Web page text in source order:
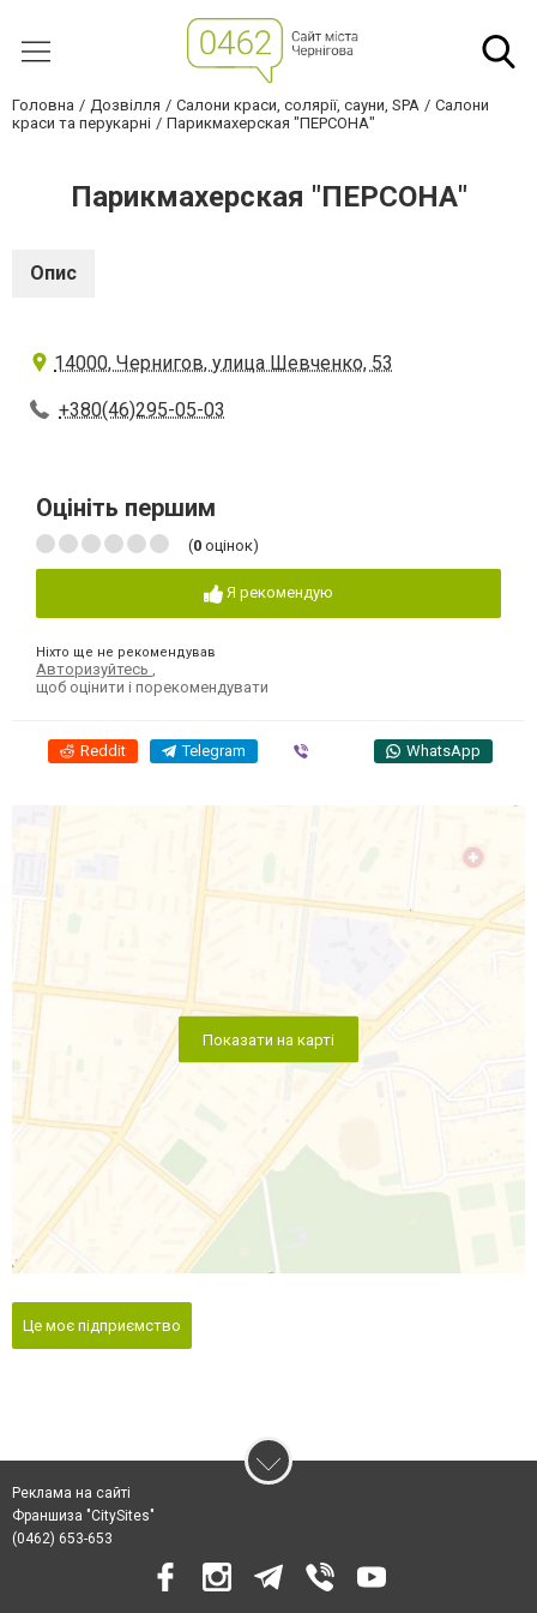
Головна Дозвілля Салони краси, солярії, сауни, SPA
Салони
краси та перукарні
Парикмахерская "ПЕРСОНА"
Парикмахерская "ПЕРСОНА"
Опис
14000, Чернигов, улица Шевченко, 53
+380(46)295-05-03
Оцініть першим
(0 оцінок)
Я рекомендую
Ніхто ще не рекомендував
Авторизуйтесь
щоб оцінити і порекомендувати
Reddit Telegram WhatsApp
Показати на карті
Це моє підприємство
Реклама на сайті
Франшиза "CitySites"
(0462) 653-653